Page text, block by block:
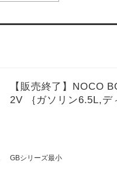
【販売終了】NOCO
2V ｛ガソリン6.5L,デ
GBシリーズ最小